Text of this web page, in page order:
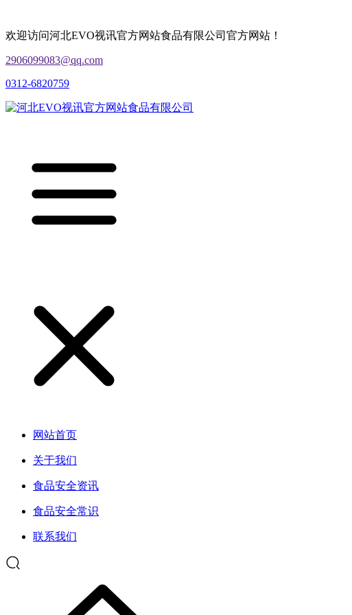
欢迎访问河北EVO视讯官方网站食品有限公司官方网站！
2906099083@qq.com
0312-6820759
网站首页
关于我们
食品安全资讯
食品安全常识
联系我们